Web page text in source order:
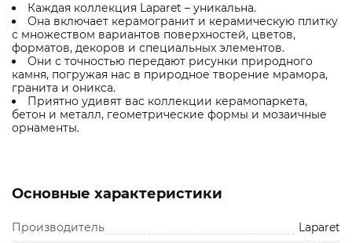
Каждая коллекция Laparet – уникальна.
Она включает керамогранит и керамическую плитку
с множеством вариантов поверхностей, цветов,
форматов, декоров и специальных элементов.
Они с точностью передают рисунки природного
камня, погружая нас в природное творение мрамора,
гранита и оникса.
Приятно удивят вас коллекции керамопаркета,
бетон и металл, геометрические формы и мозаичные
орнаменты.
Основные характеристики
Производитель
Laparet